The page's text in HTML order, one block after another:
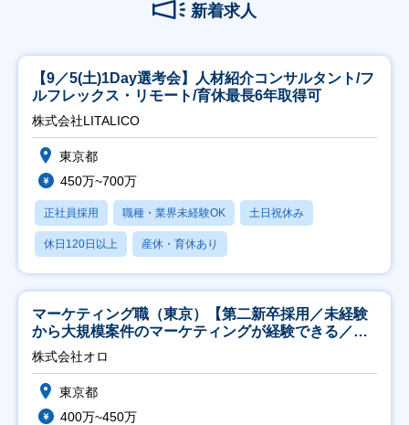
新着求人
【9／5(土)1Day選考会】人材紹介コンサルタント/フ
ルフレックス・リモート/育休最長6年取得可
株式会社LITALICO
東京都
450万~700万
正社員採用 職種・業界未経験OK 土日祝休み
休日120日以上 産休・育休あり
マーケティング職（東京）【第二新卒採用／未経験
から大規模案件のマーケティングが経験できる／研
修充実】
株式会社オロ
東京都
400万~450万